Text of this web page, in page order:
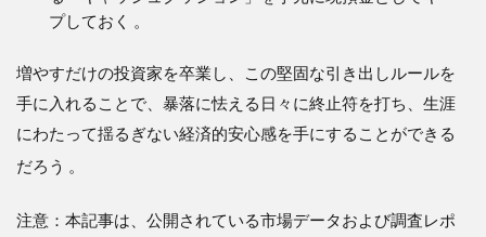
プしておく 。
増やすだけの投資家を卒業し、この堅固な引き出しルールを
手に入れることで、暴落に怯える日々に終止符を打ち、生涯
にわたって揺るぎない経済的安心感を手にすることができる
だろう 。
注意：本記事は、公開されている市場データおよび調査レポ